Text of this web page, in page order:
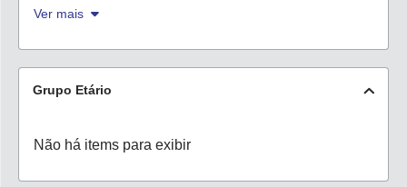
Ver mais
Grupo Etário
Não há items para exibir